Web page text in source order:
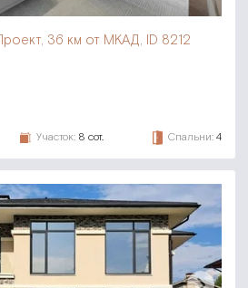
36 км от МКАД, ID 8212
Участок: 8 сот. Спальни: 4